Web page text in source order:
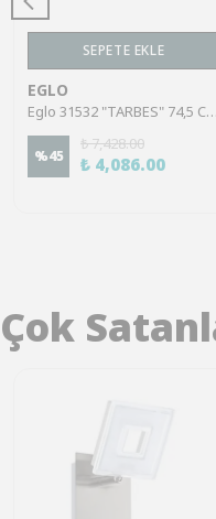
SEPETE EKLE
EGLO
Eglo 31532 "TARBES" 74,5 Cm Çapında Siyah Çelik Tavan Armatürü
%45
₺ 7,428.00
₺ 4,086.00
Çok